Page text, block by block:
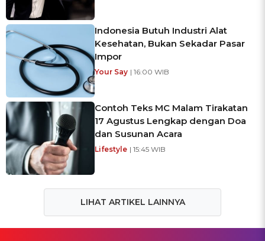
Indonesia Butuh Industri Alat
Kesehatan, Bukan Sekadar Pasar
Impor
Your Say | 16:00 WIB
Contoh Teks MC Malam Tirakatan
17 Agustus Lengkap dengan Doa
dan Susunan Acara
Lifestyle | 15:45 WIB
LIHAT ARTIKEL LAINNYA